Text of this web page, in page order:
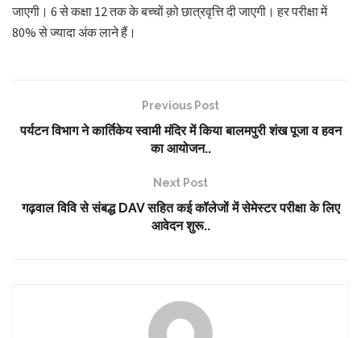
जाएगी। 6 से कक्षा 12 तक के बच्चों क़ो छात्रवृत्ति दी जाएगी। हर परीक्षा में
80% से ज्यादा अंक लाने हैं।
Previous Post
पर्यटन विभाग ने कार्तिकेय स्वामी मंदिर में किया बालमपुरी शंख पूजा व हवन
का आयोजन..
Next Post
गढ़वाल विवि से संबद्ध DAV सहित कई कॉलेजों में सेमेस्टर परीक्षा के लिए
आवेदन शुरू..